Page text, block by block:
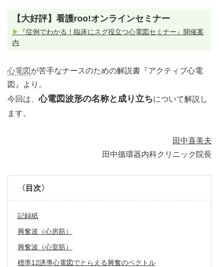
【大好評】看護roo!オンラインセミナー
▶
『症例でわかる！臨床にスグ役立つ心電図セミナー』開催案
内
心電図 が苦手なナースのための解説書『アクティブ心電
図』より。
今回は、心電図波形の名称と成り立ちについて解説し
ます。
田中喜美夫
田中循環器内科クリニック院長
〈目次〉
記録紙
興奮波（心房筋）
興奮波（心室筋）
標準12誘導心電図でとらえる興奮のベクトル